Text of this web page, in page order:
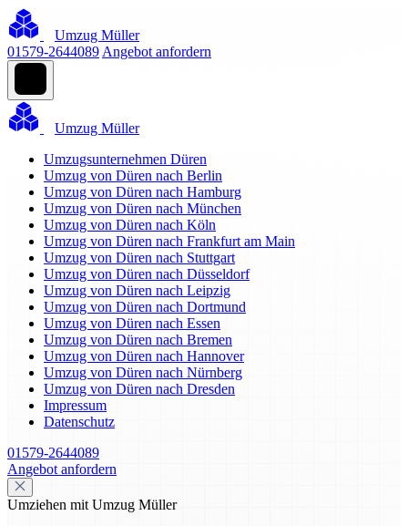
Umzug Müller
01579-2644089 Angebot anfordern
Umzug Müller
Umzugsunternehmen Düren
Umzug von Düren nach Berlin
Umzug von Düren nach Hamburg
Umzug von Düren nach München
Umzug von Düren nach Köln
Umzug von Düren nach Frankfurt am Main
Umzug von Düren nach Stuttgart
Umzug von Düren nach Düsseldorf
Umzug von Düren nach Leipzig
Umzug von Düren nach Dortmund
Umzug von Düren nach Essen
Umzug von Düren nach Bremen
Umzug von Düren nach Hannover
Umzug von Düren nach Nürnberg
Umzug von Düren nach Dresden
Impressum
Datenschutz
01579-2644089
Angebot anfordern
Umziehen mit Umzug Müller